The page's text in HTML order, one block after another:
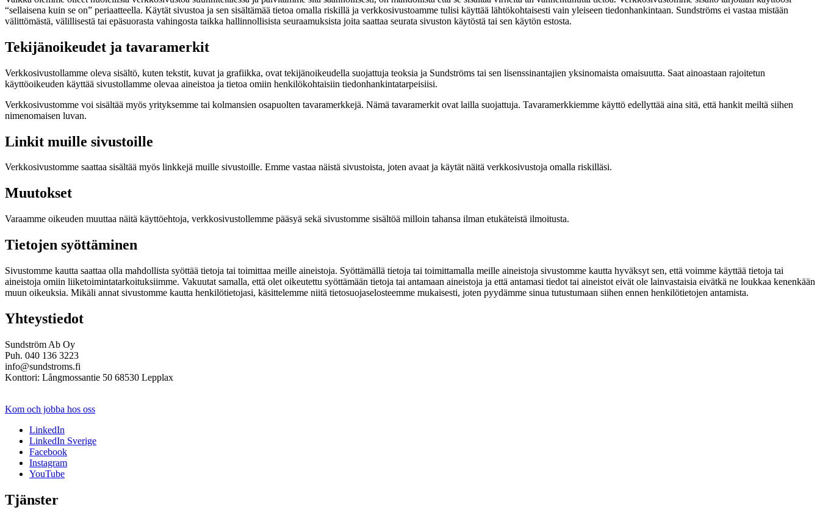
“sellaisena kuin se on” periaatteella. Käytät sivustoa ja sen sisältämää tietoa omalla riskillä ja verkkosivustoamme tulisi käyttää lähtökohtaisesti vain yleiseen tiedonhankintaan. Sundströms ei vastaa mistään
välittömästä, välillisestä tai epäsuorasta vahingosta taikka hallinnollisista seuraamuksista joita saattaa seurata sivuston käytöstä tai sen käytön estosta.
Tekijänoikeudet ja tavaramerkit
Verkkosivustollamme oleva sisältö, kuten tekstit, kuvat ja grafiikka, ovat tekijänoikeudella suojattuja teoksia ja Sundströms tai sen lisenssinantajien yksinomaista omaisuutta. Saat ainoastaan rajoitetun
käyttöoikeuden käyttää sivustollamme olevaa aineistoa ja tietoa omiin henkilökohtaisiin tiedonhankintatarpeisiisi.
Verkkosivustomme voi sisältää myös yrityksemme tai kolmansien osapuolten tavaramerkkejä. Nämä tavaramerkit ovat lailla suojattuja. Tavaramerkkiemme käyttö edellyttää aina sitä, että hankit meiltä siihen
nimenomaisen luvan.
Linkit muille sivustoille
Verkkosivustomme saattaa sisältää myös linkkejä muille sivustoille. Emme vastaa näistä sivustoista, joten avaat ja käytät näitä verkkosivustoja omalla riskilläsi.
Muutokset
Varaamme oikeuden muuttaa näitä käyttöehtoja, verkkosivustollemme pääsyä sekä sivustomme sisältöä milloin tahansa ilman etukäteistä ilmoitusta.
Tietojen syöttäminen
Sivustomme kautta saattaa olla mahdollista syöttää tietoja tai toimittaa meille aineistoja. Syöttämällä tietoja tai toimittamalla meille aineistoja sivustomme kautta hyväksyt sen, että voimme käyttää tietoja tai
aineistoja omiin liiketoimintatarkoituksiimme. Vakuutat samalla, että olet oikeutettu syöttämään tietoja tai antamaan aineistoja ja että antamasi tiedot tai aineistot eivät ole lainvastaisia eivätkä ne loukkaa kenenkään
muun oikeuksia. Mikäli annat sivustomme kautta henkilötietojasi, käsittelemme niitä tietosuojaselosteemme mukaisesti, joten pyydämme sinua tutustumaan siihen ennen henkilötietojen antamista.
Yhteystiedot
Sundström Ab Oy
Puh. 040 136 3223
info@sundstroms.fi
Konttori: Långmossantie 50 68530 Lepplax
Kom och jobba hos oss
LinkedIn
LinkedIn Sverige
Facebook
Instagram
YouTube
Tjänster